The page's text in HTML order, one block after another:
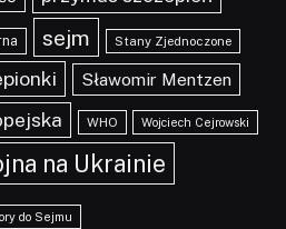
sejm Stany Zjednoczone
Sławomir Mentzen
WHO Wojciech Cejrowski
na Ukrainie
do Sejmu